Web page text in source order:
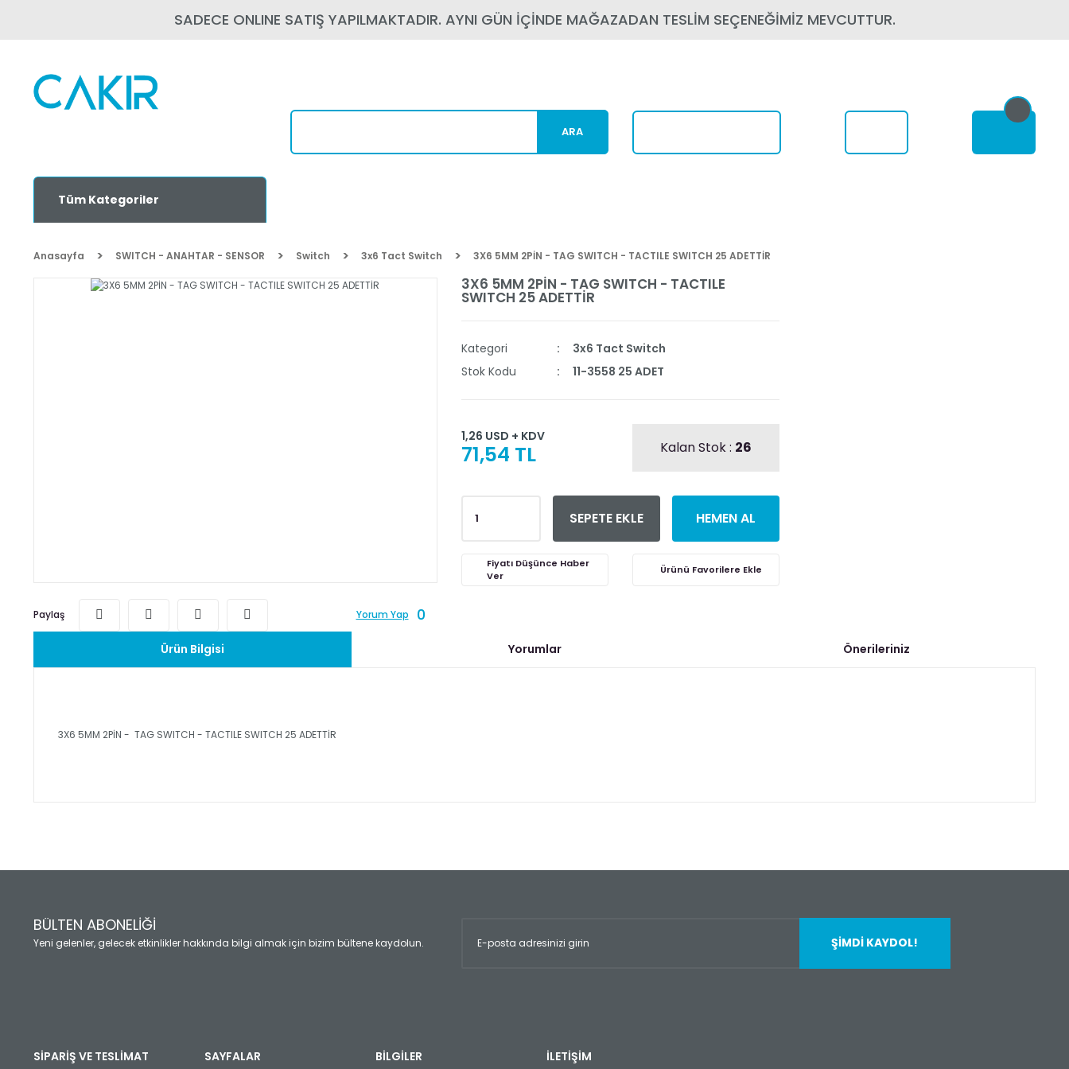
SADECE ONLINE SATIŞ YAPILMAKTADIR. AYNI GÜN İÇİNDE MAĞAZADAN TESLİM SEÇENEĞİMİZ MEVCUTTUR.
ARA
Tüm Kategoriler
Anasayfa SWITCH - ANAHTAR - SENSOR Switch 3x6 Tact Switch 3X6 5MM 2PİN - TAG SWITCH - TACTILE SWITCH 25 ADETTİR
Paylaş Yorum Yap 0
3X6 5MM 2PİN - TAG SWITCH - TACTILE
SWITCH 25 ADETTİR
Kategori
3x6 Tact Switch
Stok Kodu
11-3558 25 ADET
1,26 USD + KDV
71,54 TL Kalan Stok : 26
SEPETE EKLE HEMEN AL
Fiyatı Düşünce Haber
Ver
Ürün Bilgisi Yorumlar Önerileriniz
3X6 5MM 2PİN - TAG SWITCH - TACTILE SWITCH 25 ADETTİR
Yorum Yaz
Ürün açıklamasında eksik bilgiler bulunuyor.
Ürün fiyatı diğer sitelerden daha pahalı.
Bu ürüne benzer farklı alternatifler olmalı.
BÜLTEN ABONELİĞİ
Yeni gelenler, gelecek etkinlikler hakkında bilgi almak için bizim bültene kaydolun. ŞİMDİ KAYDOL!
SİPARİŞ VE TESLİMAT SAYFALAR BİLGİLER İLETİŞİM